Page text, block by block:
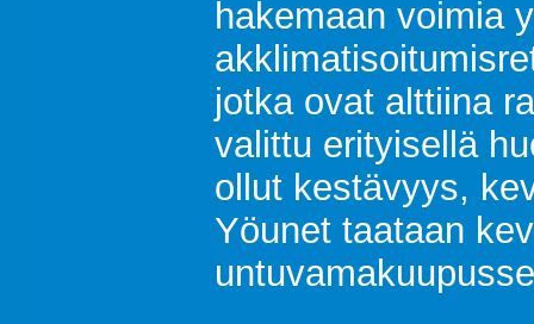
hakemaan voimia
jotka ovat alttiina
valittu erityisellä
ollut kestävyys,
Yöunet taataan